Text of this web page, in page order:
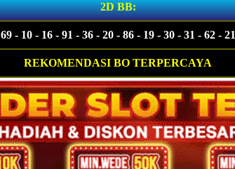
2D BB:
69 - 10 - 16 - 91 - 36 - 20 - 86 - 19 - 30 - 31 - 62 - 21
REKOMENDASI BO TERPERCAYA